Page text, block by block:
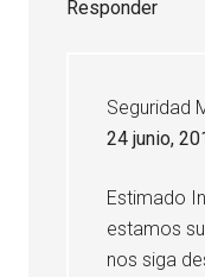
Responder
Seguridad
24 junio,
Estimado
estamos
nos siga